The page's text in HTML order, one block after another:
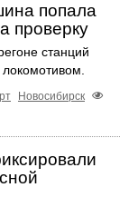
попала
проверку
станций
Новосибирск